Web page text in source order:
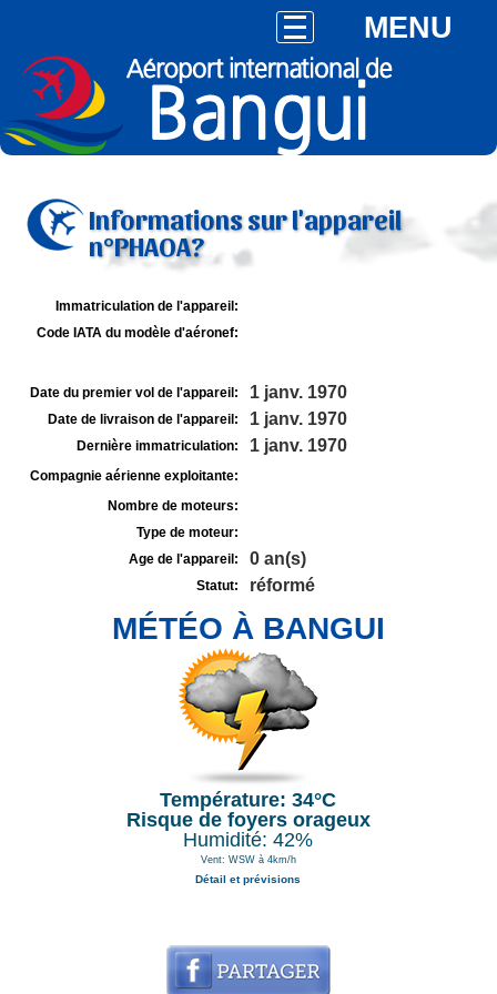
MENU
Informations sur l'appareil
n°PHAOA?
Immatriculation de l'appareil:
Code IATA du modèle d'aéronef:
Date du premier vol de l'appareil: 1 janv. 1970
Date de livraison de l'appareil: 1 janv. 1970
Dernière immatriculation: 1 janv. 1970
Compagnie aérienne exploitante:
Nombre de moteurs:
Type de moteur:
Age de l'appareil:
0 an(s)
Statut: réformé
MÉTÉO À BANGUI
Température: 34°C
Risque de foyers orageux
Humidité: 42%
Vent: WSW à 4km/h
Détail et prévisions